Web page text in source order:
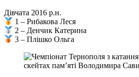
Дівчата 2016 р.н.
1 – Рибакова Леся
2 – Денчик Катерина
3 – Плішко Ольга